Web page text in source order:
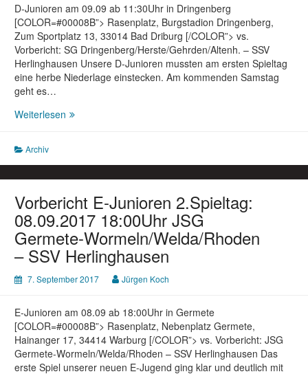
D-Junioren am 09.09 ab 11:30Uhr in Dringenberg
[COLOR=#00008B”> Rasenplatz, Burgstadion Dringenberg,
Zum Sportplatz 13, 33014 Bad Driburg [/COLOR”> vs.
Vorbericht: SG Dringenberg/Herste/Gehrden/Altenh. – SSV
Herlinghausen Unsere D-Junioren mussten am ersten Spieltag
eine herbe Niederlage einstecken. Am kommenden Samstag
geht es…
Weiterlesen Vorbericht
09.09.17
11:30Uhr
SG
Dringenberg/Herste/Gehrden/Altenh.
–
SSV
Herlinghausen
Archiv
Vorbericht E-Junioren 2.Spieltag:
08.09.2017 18:00Uhr JSG
Germete-Wormeln/Welda/Rhoden
– SSV Herlinghausen
7. September 2017 Jürgen Koch
E-Junioren am 08.09 ab 18:00Uhr in Germete
[COLOR=#00008B”> Rasenplatz, Nebenplatz Germete,
Hainanger 17, 34414 Warburg [/COLOR”> vs. Vorbericht: JSG
Germete-Wormeln/Welda/Rhoden – SSV Herlinghausen Das
erste Spiel unserer neuen E-Jugend ging klar und deutlich mit